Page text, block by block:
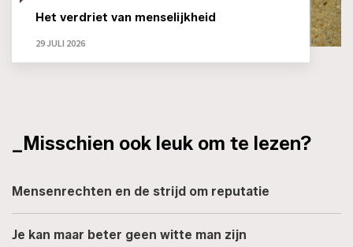
Het verdriet van menselijkheid
29 JULI 2026
_Misschien ook leuk om te lezen?
Mensenrechten en de strijd om reputatie
Je kan maar beter geen witte man zijn